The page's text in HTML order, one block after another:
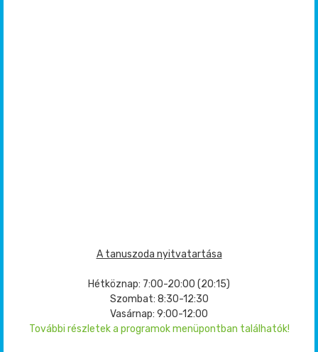
A tanuszoda nyitvatartása
Hétköznap: 7:00-20:00 (20:15)
Szombat: 8:30-12:30
Vasárnap: 9:00-12:00
További részletek a programok menüpontban találhatók!